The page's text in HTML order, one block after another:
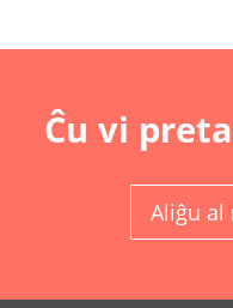
Ĉu vi
Aliĝu al